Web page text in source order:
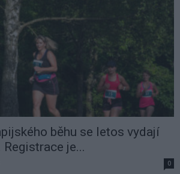
běhu se letos vydají
je...
0